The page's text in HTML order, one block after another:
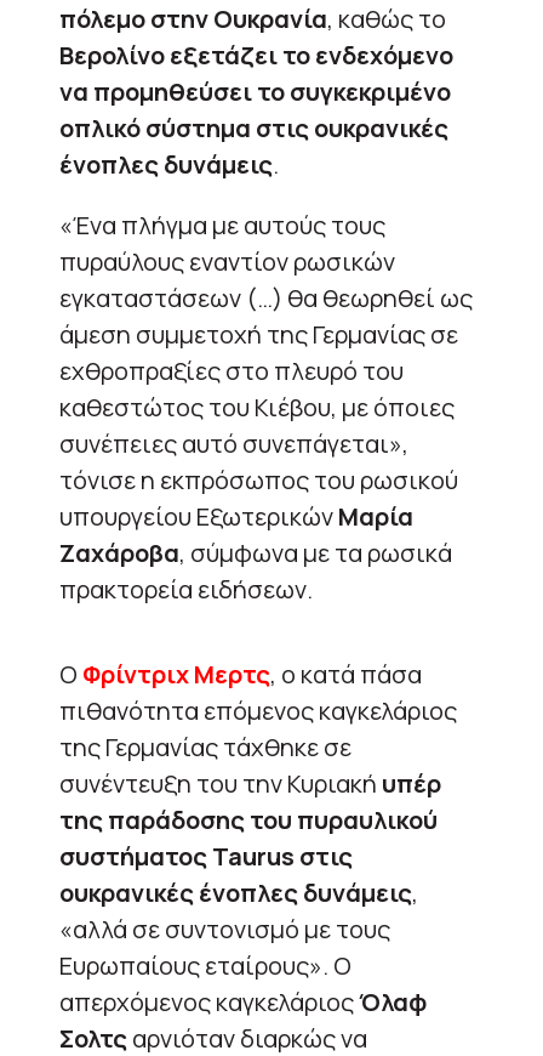
πόλεμο στην Ουκρανία, καθώς το
Βερολίνο εξετάζει το ενδεχόμενο
να προμηθεύσει το συγκεκριμένο
οπλικό σύστημα στις ουκρανικές
ένοπλες δυνάμεις.
«Ένα πλήγμα με αυτούς τους
πυραύλους εναντίον ρωσικών
εγκαταστάσεων (…) θα θεωρηθεί ως
άμεση συμμετοχή της Γερμανίας σε
εχθροπραξίες στο πλευρό του
καθεστώτος του Κιέβου, με όποιες
συνέπειες αυτό συνεπάγεται»,
τόνισε η εκπρόσωπος του ρωσικού
υπουργείου ΕξωτερικώνΜαρία
Ζαχάροβα, σύμφωνα με τα ρωσικά
πρακτορεία ειδήσεων.
Ο Φρίντριχ Μερτς, ο κατά πάσα
πιθανότητα επόμενος καγκελάριος
της Γερμανίας τάχθηκε σε
συνέντευξη του την Κυριακή υπέρ
της παράδοσης του πυραυλικού
συστήματος Taurus στις
ουκρανικές ένοπλες δυνάμεις,
«αλλά σε συντονισμό με τους
Ευρωπαίους εταίρους». Ο
απερχόμενος καγκελάριοςΌλαφ
Σολτςαρνιόταν διαρκώς να